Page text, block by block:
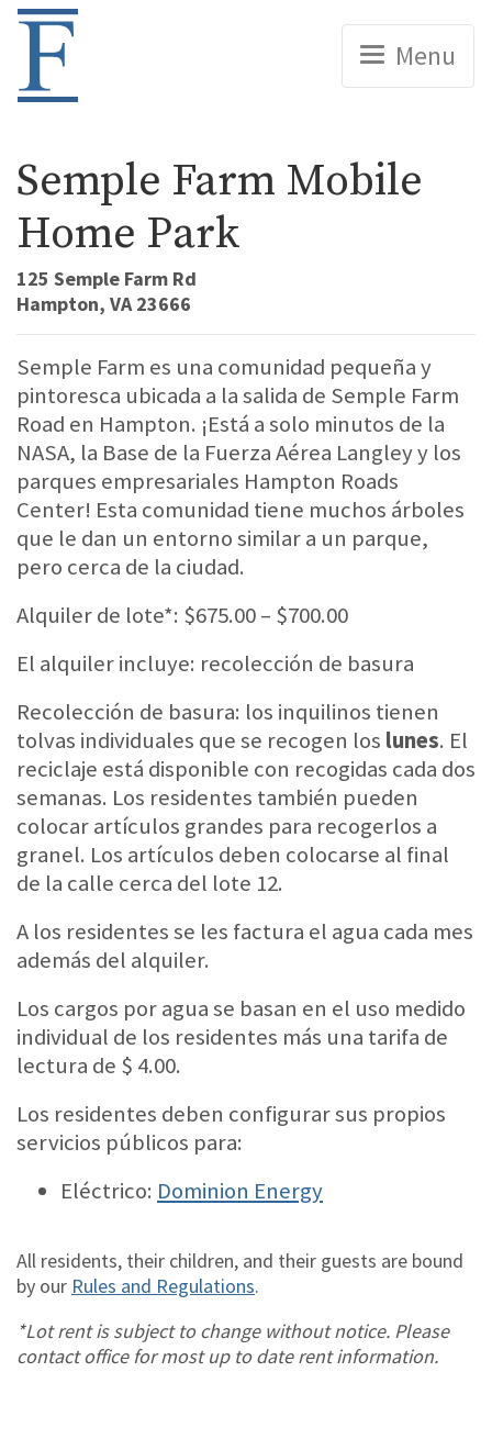
Home
Menu
Semple Farm Mobile
Home Park
125 Semple Farm Rd
Hampton, VA 23666
Semple Farm es una comunidad pequeña y
pintoresca ubicada a la salida de Semple Farm
Road en Hampton. ¡Está a solo minutos de la
NASA, la Base de la Fuerza Aérea Langley y los
parques empresariales Hampton Roads
Center! Esta comunidad tiene muchos árboles
que le dan un entorno similar a un parque,
pero cerca de la ciudad.
Alquiler de lote*: $675.00 – $700.00
El alquiler incluye: recolección de basura
Recolección de basura: los inquilinos tienen
tolvas individuales que se recogen los lunes. El
reciclaje está disponible con recogidas cada dos
semanas. Los residentes también pueden
colocar artículos grandes para recogerlos a
granel. Los artículos deben colocarse al final
de la calle cerca del lote 12.
A los residentes se les factura el agua cada mes
además del alquiler.
Los cargos por agua se basan en el uso medido
individual de los residentes más una tarifa de
lectura de $ 4.00.
Los residentes deben configurar sus propios
servicios públicos para:
Eléctrico: Dominion Energy
All residents, their children, and their guests are bound
by our Rules and Regulations.
*Lot rent is subject to change without notice. Please
contact office for most up to date rent information.